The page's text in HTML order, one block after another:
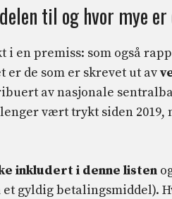
til og hvor mye
i en premiss: som også
er de som er skrevet ut av
av nasjonale
vært trykt siden
inkludert i denne listen
gyldig betalingsmiddel).